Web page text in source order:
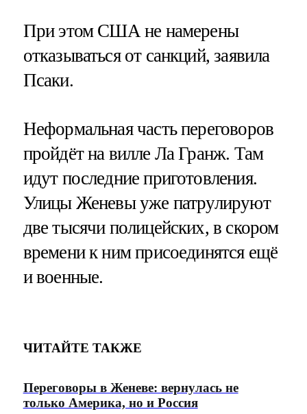
При этом США не намерены
отказываться от санкций, заявила
Псаки.
Неформальная часть переговоров
пройдёт на вилле Ла Гранж. Там
идут последние приготовления.
Улицы Женевы уже патрулируют
две тысячи полицейских, в скором
времени к ним присоединятся ещё
и военные.
ЧИТАЙТЕ ТАКЖЕ
Переговоры в Женеве: вернулась не
только Америка, но и Россия